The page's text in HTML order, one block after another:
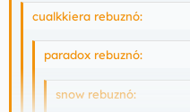
cualkkiera rebuznó:
paradox rebuznó:
snow rebuznó: